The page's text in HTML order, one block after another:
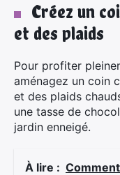
Créez un
et des plaids
Pour profiter
aménagez un coin
et des plaids
une tasse de
jardin enneigé.
À lire :